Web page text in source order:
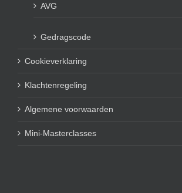
AVG
Gedragscode
Cookieverklaring
Klachtenregeling
Algemene voorwaarden
Mini-Masterclasses